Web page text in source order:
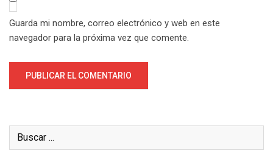
Guarda mi nombre, correo electrónico y web en este
navegador para la próxima vez que comente.